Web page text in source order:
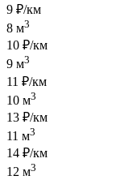
9 ₽/км
8 м3
10 ₽/км
9 м3
11 ₽/км
10 м3
13 ₽/км
11 м3
14 ₽/км
12 м3